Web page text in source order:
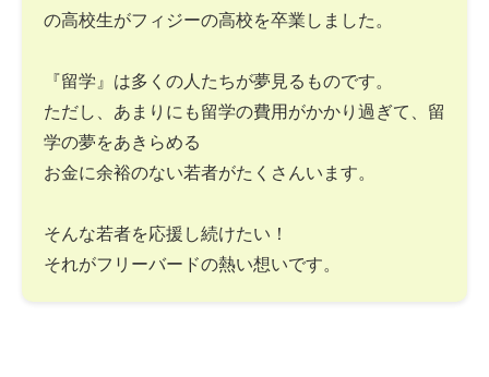
の高校生がフィジーの高校を卒業しました。
『留学』は多くの人たちが夢見るものです。
ただし、あまりにも留学の費用がかかり過ぎて、留
学の夢をあきらめる
お金に余裕のない若者がたくさんいます。
そんな若者を応援し続けたい！
それがフリーバードの熱い想いです。